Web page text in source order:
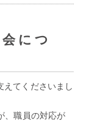
につ
えてくださいまし
、職員の対応が